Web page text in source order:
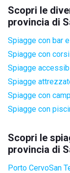
Scopri le
provincia di
Spiagge con bar
Spiagge con
Spiagge
Spiagge
Spiagge con
Spiagge con
Scopri le
provincia di
Porto CervoSan